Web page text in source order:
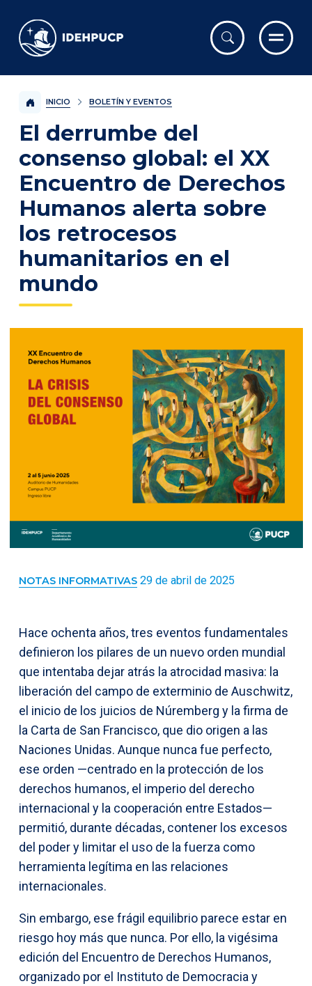
IDEHPUCP
INICIO BOLETÍN Y EVENTOS
El derrumbe del
consenso global: el XX
Encuentro de Derechos
Humanos alerta sobre
los retrocesos
humanitarios en el
mundo
NOTAS INFORMATIVAS 29 de abril de 2025
Hace ochenta años, tres eventos fundamentales
definieron los pilares de un nuevo orden mundial
que intentaba dejar atrás la atrocidad masiva: la
liberación del campo de exterminio de Auschwitz,
el inicio de los juicios de Núremberg y la firma de
la Carta de San Francisco, que dio origen a las
Naciones Unidas. Aunque nunca fue perfecto,
ese orden —centrado en la protección de los
derechos humanos, el imperio del derecho
internacional y la cooperación entre Estados—
permitió, durante décadas, contener los excesos
del poder y limitar el uso de la fuerza como
herramienta legítima en las relaciones
internacionales.
Sin embargo, ese frágil equilibrio parece estar en
riesgo hoy más que nunca. Por ello, la vigésima
edición del Encuentro de Derechos Humanos,
organizado por el Instituto de Democracia y